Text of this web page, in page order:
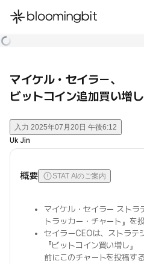
한국어
マイケル・セイラー、
ビットコイン追加買い増
入力 2025年07月20日 午後6:12
Uk Jin
概要 STAT AIのご案内
マイケル・セイラー ストラ
トラッカー・チャート』を
セイラーCEOは、ストラテ
『ビットコイン買い増し』
前にこのチャートを投稿す